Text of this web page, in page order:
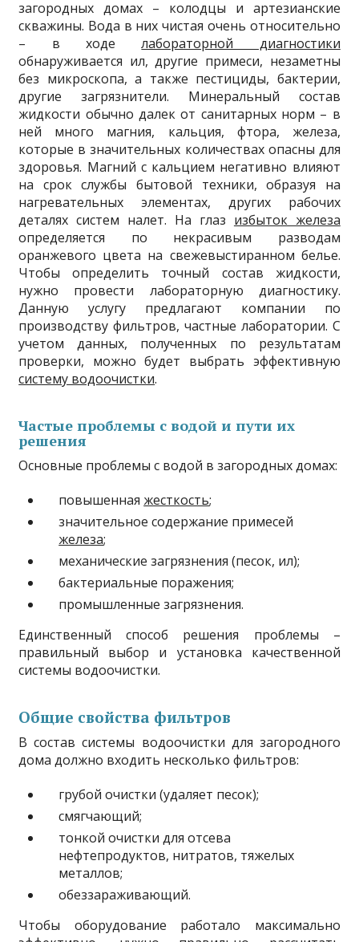
загородных домах – колодцы и артезианские
скважины. Вода в них чистая очень относительно
– в ходелабораторной диагностики
обнаруживается ил, другие примеси, незаметны
без микроскопа, а также пестициды, бактерии,
другие загрязнители. Минеральный состав
жидкости обычно далек от санитарных норм – в
ней много магния, кальция, фтора, железа,
которые в значительных количествах опасны для
здоровья. Магний с кальцием негативно влияют
на срок службы бытовой техники, образуя на
нагревательных элементах, других рабочих
деталях систем налет. На глаз избыток железа
определяется по некрасивым разводам
оранжевого цвета на свежевыстиранном белье.
Чтобы определить точный состав жидкости,
нужно провести лабораторную диагностику.
Данную услугу предлагают компании по
производству фильтров, частные лаборатории. С
учетом данных, полученных по результатам
проверки, можно будет выбрать эффективную
систему водоочистки.
Частые проблемы с водой и пути их
решения
Основные проблемы с водой в загородных домах:
повышеннаяжесткость;
значительное содержание примесей
железа;
механические загрязнения (песок, ил);
бактериальные поражения;
промышленные загрязнения.
Единственный способ решения проблемы –
правильный выбор и установка качественной
системы водоочистки.
Общие свойства фильтров
В состав системы водоочистки для загородного
дома должно входить несколько фильтров:
грубой очистки (удаляет песок);
смягчающий;
тонкой очистки для отсева
нефтепродуктов, нитратов, тяжелых
металлов;
обеззараживающий.
Чтобы оборудование работало максимально